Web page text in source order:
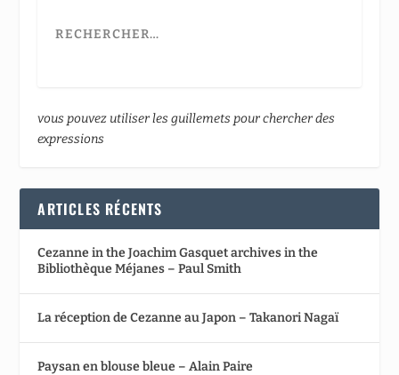
vous pouvez utiliser les guillemets pour chercher des
expressions
ARTICLES RÉCENTS
Cezanne in the Joachim Gasquet archives in the
Bibliothèque Méjanes – Paul Smith
La réception de Cezanne au Japon – Takanori Nagaï
Paysan en blouse bleue – Alain Paire